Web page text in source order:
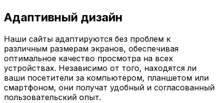
Адаптивный дизайн
Наши сайты адаптируются без проблем к
различным размерам экранов, обеспечивая
оптимальное качество просмотра на всех
устройствах. Независимо от того, находятся ли
ваши посетители за компьютером, планшетом или
смартфоном, они получат удобный и согласованный
пользовательский опыт.